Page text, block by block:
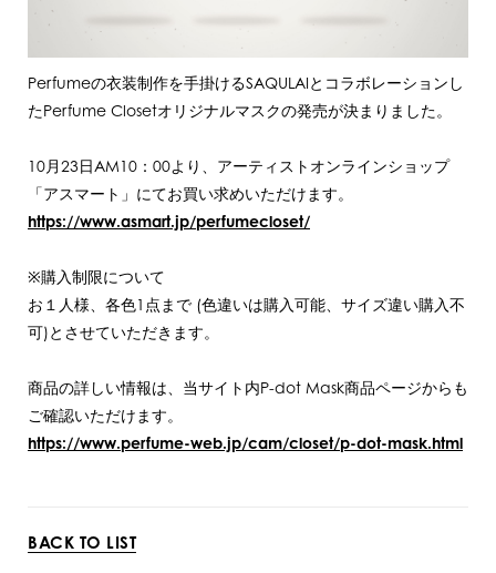
Perfumeの衣装制作を手掛けるSAQULAIとコラボレーションし
たPerfume Closetオリジナルマスクの発売が決まりました。
10月23日AM10：00より、アーティストオンラインショップ
「アスマート」にてお買い求めいただけます。
https://www.asmart.jp/perfumecloset/
※購入制限について
お１人様、各色1点まで (色違いは購入可能、サイズ違い購入不
可)とさせていただきます。
商品の詳しい情報は、当サイト内P-dot Mask商品ページからも
ご確認いただけます。
https://www.perfume-web.jp/cam/closet/p-dot-mask.html
BACK TO LIST